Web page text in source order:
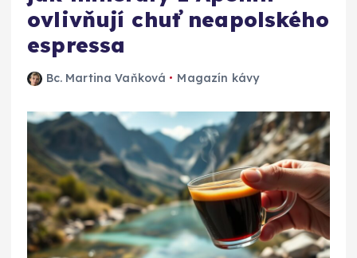
ovlivňují chuť neapolského
espressa
Bc. Martina Vaňková Magazín kávy